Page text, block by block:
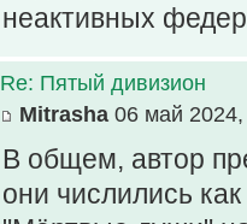
неактивных
Re: Пятый дивизион
Mitrasha 06 май
В общем, автор
они числились